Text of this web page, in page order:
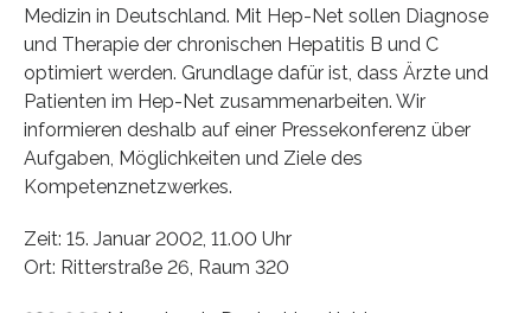
Medizin in Deutschland. Mit Hep-Net sollen Diagnose
und Therapie der chronischen Hepatitis B und C
optimiert werden. Grundlage dafür ist, dass Ärzte und
Patienten im Hep-Net zusammenarbeiten. Wir
informieren deshalb auf einer Pressekonferenz über
Aufgaben, Möglichkeiten und Ziele des
Kompetenznetzwerkes.
Zeit: 15. Januar 2002, 11.00 Uhr
Ort: Ritterstraße 26, Raum 320